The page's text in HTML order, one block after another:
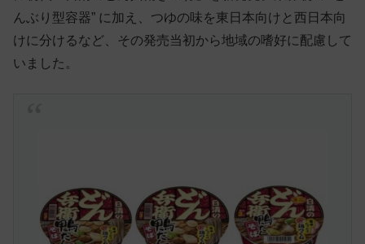
んぶり型容器” に加え、つゆの味を東日本向けと西日本向
けに分けるなど、その発売当初から地域の嗜好に配慮して
いました。